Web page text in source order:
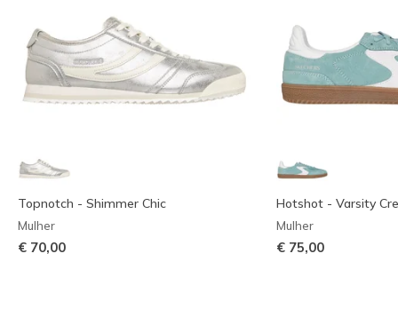
Topnotch - Shimmer Chic
Mulher
€ 70,00
Hotshot - Varsity
Mulher
€ 75,00